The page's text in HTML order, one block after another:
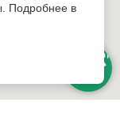
Подробнее в